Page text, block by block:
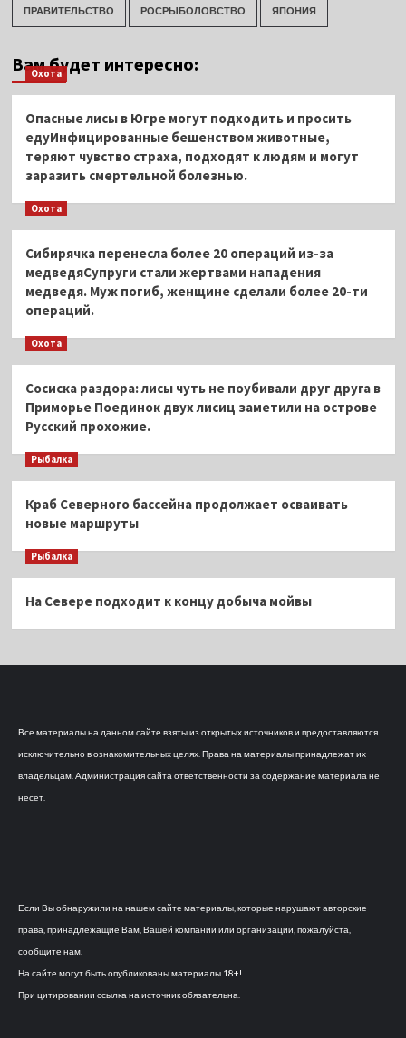
ПРАВИТЕЛЬСТВО РОСРЫБОЛОВСТВО ЯПОНИЯ
Вам будет интересно:
Охота
Опасные лисы в Югре могут подходить и просить
едуИнфицированные бешенством животные,
теряют чувство страха, подходят к людям и могут
заразить смертельной болезнью.
Охота
Сибирячка перенесла более 20 операций из-за
медведяСупруги стали жертвами нападения
медведя. Муж погиб, женщине сделали более 20-ти
операций.
Охота
Сосиска раздора: лисы чуть не поубивали друг друга в
Приморье Поединок двух лисиц заметили на острове
Русский прохожие.
Рыбалка
Краб Северного бассейна продолжает осваивать
новые маршруты
Рыбалка
На Севере подходит к концу добыча мойвы
Все материалы на данном сайте взяты из открытых источников и предоставляются
исключительно в ознакомительных целях. Права на материалы принадлежат их
владельцам. Администрация сайта ответственности за содержание материала не
несет.
Если Вы обнаружили на нашем сайте материалы, которые нарушают авторские
права, принадлежащие Вам, Вашей компании или организации, пожалуйста,
сообщите нам.
На сайте могут быть опубликованы материалы 18+!
При цитировании ссылка на источник обязательна.